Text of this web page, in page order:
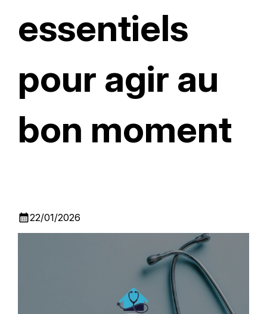
essentiels
pour agir au
bon moment
calendar_month22/01/2026